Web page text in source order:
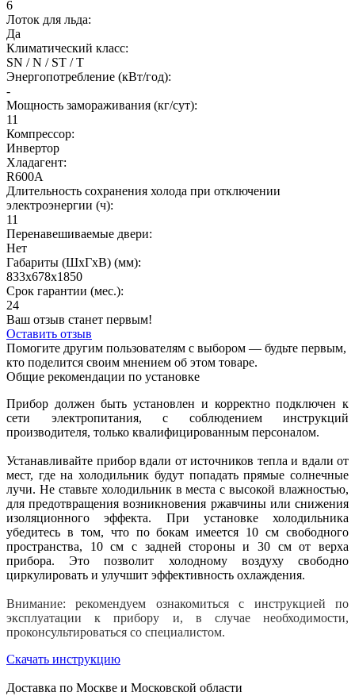
6
Лоток для льда:
Да
Климатический класс:
SN / N / ST / T
Энергопотребление (кВт/год):
-
Мощность замораживания (кг/сут):
11
Компрессор:
Инвертор
Хладагент:
R600A
Длительность сохранения холода при отключении
электроэнергии (ч):
11
Перенавешиваемые двери:
Нет
Габариты (ШхГxВ) (мм):
833x678x1850
Срок гарантии (мес.):
24
Ваш отзыв станет первым!
Оставить отзыв
Помогите другим пользователям с выбором — будьте первым,
кто поделится своим мнением об этом товаре.
Общие рекомендации по установке
Прибор должен быть установлен и корректно подключен к
сети электропитания, с соблюдением инструкций
производителя, только квалифицированным персоналом.
Устанавливайте прибор вдали от источников тепла и вдали от
мест, где на холодильник будут попадать прямые солнечные
лучи. Не ставьте холодильник в места с высокой влажностью,
для предотвращения возникновения ржавчины или снижения
изоляционного эффекта. При установке холодильника
убедитесь в том, что по бокам имеется 10 см свободного
пространства, 10 см с задней стороны и 30 см от верха
прибора. Это позволит холодному воздуху свободно
циркулировать и улучшит эффективность охлаждения.
Внимание: рекомендуем ознакомиться с инструкцией по
эксплуатации к прибору и, в случае необходимости,
проконсультироваться со специалистом.
Скачать инструкцию
Доставка по Москве и Московской области